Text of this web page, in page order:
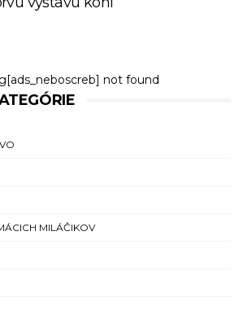
not found
MILÁČIKOV